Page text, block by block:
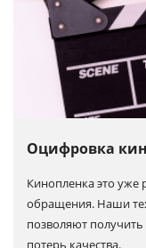
Оцифровка
Кинопленка это уже
обращения. Наши
позволяют
потерь качества.